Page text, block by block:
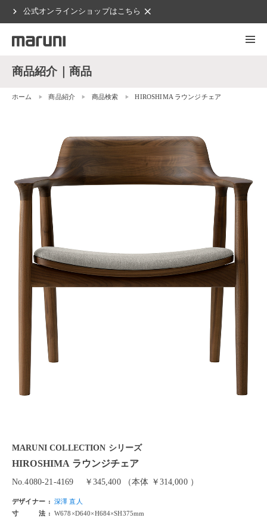
chevron_right 公式オンラインショップはこちら clear
商品紹介｜商品
ホーム 商品紹介 商品検索 HIROSHIMA ラウンジチェア
MARUNI COLLECTION シリーズ
HIROSHIMA ラウンジチェア
No.4080-21-4169 ￥345,400 （本体 ￥314,000 ）
デザイナー
深澤 直人
寸法
W678×D640×H684×SH375mm